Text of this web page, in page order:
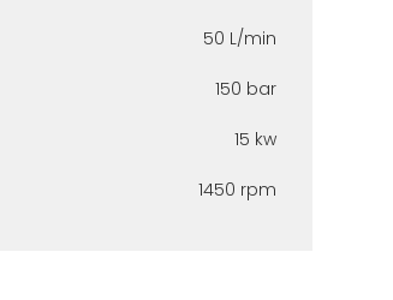
50 L/min
150 bar
15 kw
1450 rpm